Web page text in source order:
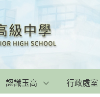
認識玉高 行政處室